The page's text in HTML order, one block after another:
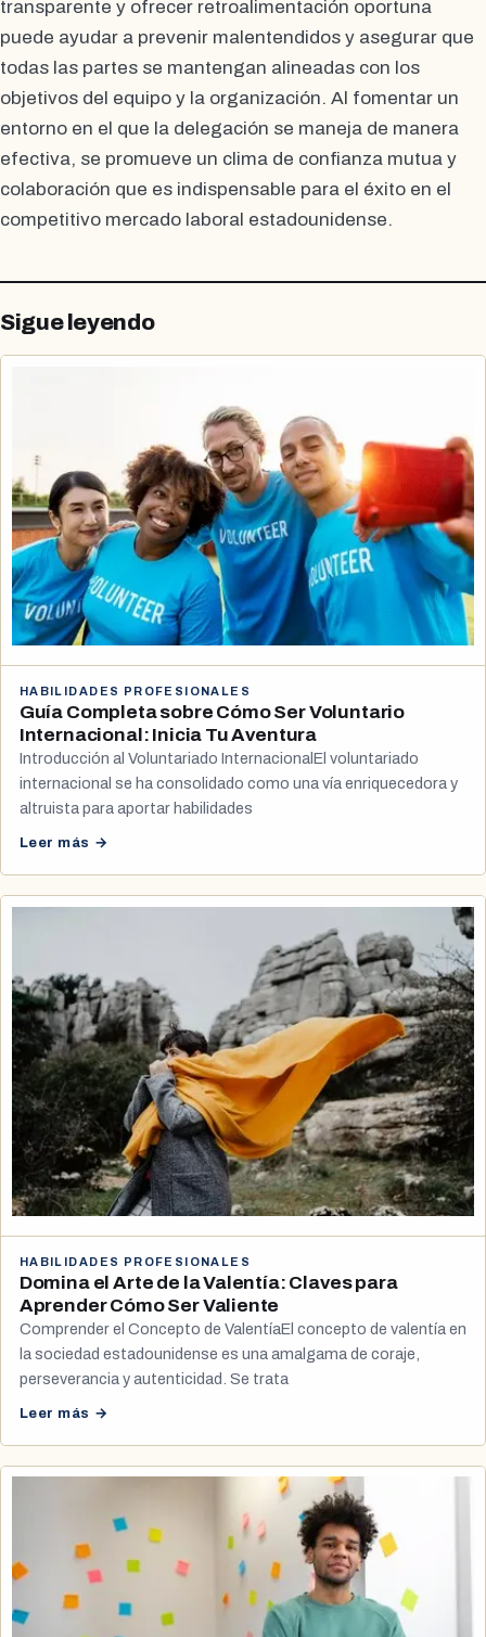
transparente y ofrecer retroalimentación oportuna
puede ayudar a prevenir malentendidos y asegurar que
todas las partes se mantengan alineadas con los
objetivos del equipo y la organización. Al fomentar un
entorno en el que la delegación se maneja de manera
efectiva, se promueve un clima de confianza mutua y
colaboración que es indispensable para el éxito en el
competitivo mercado laboral estadounidense.
Sigue leyendo
HABILIDADES PROFESIONALES
Guía Completa sobre Cómo Ser Voluntario
Internacional: Inicia Tu Aventura
Introducción al Voluntariado InternacionalEl voluntariado
internacional se ha consolidado como una vía enriquecedora y
altruista para aportar habilidades
Leer más →
HABILIDADES PROFESIONALES
Domina el Arte de la Valentía: Claves para
Aprender Cómo Ser Valiente
Comprender el Concepto de ValentíaEl concepto de valentía en
la sociedad estadounidense es una amalgama de coraje,
perseverancia y autenticidad. Se trata
Leer más →